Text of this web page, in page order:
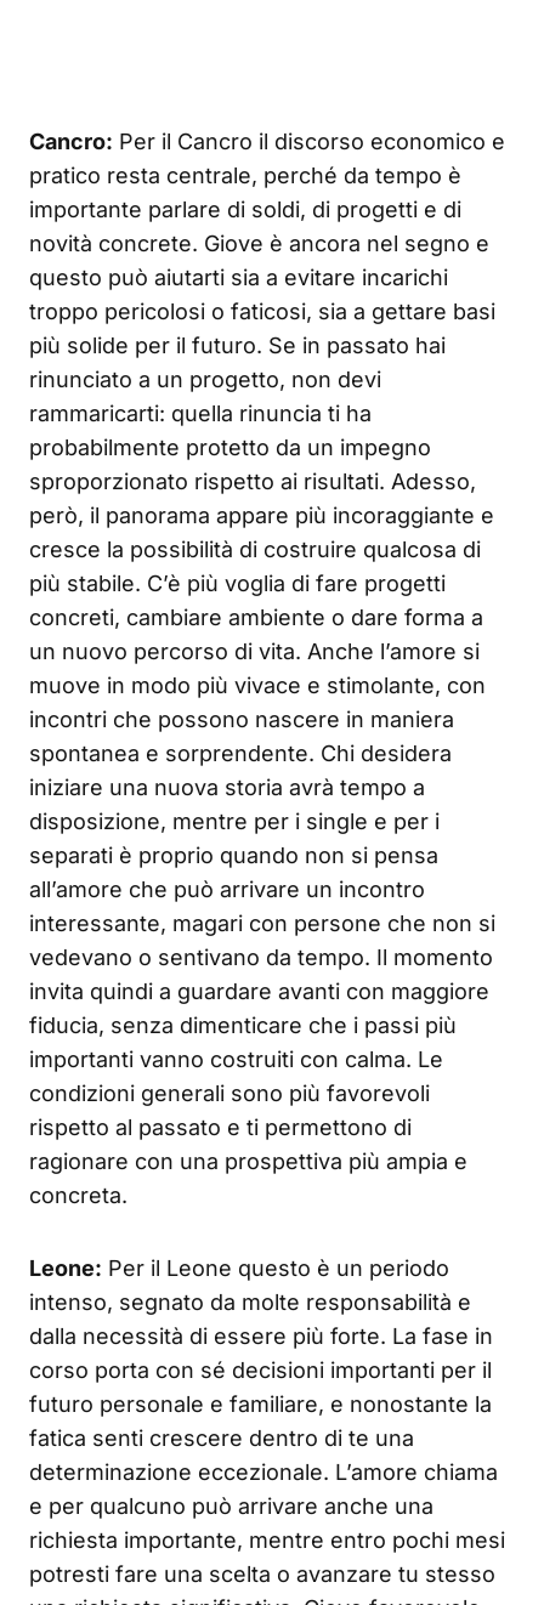
Cancro: Per il Cancro il discorso economico e
pratico resta centrale, perché da tempo è
importante parlare di soldi, di progetti e di
novità concrete. Giove è ancora nel segno e
questo può aiutarti sia a evitare incarichi
troppo pericolosi o faticosi, sia a gettare basi
più solide per il futuro. Se in passato hai
rinunciato a un progetto, non devi
rammaricarti: quella rinuncia ti ha
probabilmente protetto da un impegno
sproporzionato rispetto ai risultati. Adesso,
però, il panorama appare più incoraggiante e
cresce la possibilità di costruire qualcosa di
più stabile. C’è più voglia di fare progetti
concreti, cambiare ambiente o dare forma a
un nuovo percorso di vita. Anche l’amore si
muove in modo più vivace e stimolante, con
incontri che possono nascere in maniera
spontanea e sorprendente. Chi desidera
iniziare una nuova storia avrà tempo a
disposizione, mentre per i single e per i
separati è proprio quando non si pensa
all’amore che può arrivare un incontro
interessante, magari con persone che non si
vedevano o sentivano da tempo. Il momento
invita quindi a guardare avanti con maggiore
fiducia, senza dimenticare che i passi più
importanti vanno costruiti con calma. Le
condizioni generali sono più favorevoli
rispetto al passato e ti permettono di
ragionare con una prospettiva più ampia e
concreta.
Leone: Per il Leone questo è un periodo
intenso, segnato da molte responsabilità e
dalla necessità di essere più forte. La fase in
corso porta con sé decisioni importanti per il
futuro personale e familiare, e nonostante la
fatica senti crescere dentro di te una
determinazione eccezionale. L’amore chiama
e per qualcuno può arrivare anche una
richiesta importante, mentre entro pochi mesi
potresti fare una scelta o avanzare tu stesso